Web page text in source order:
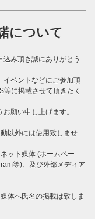
について
み頂き誠にありがとう
イベントなどにご参加頂
に掲載させて頂きたく
願い申し上げます。
以外には使用致しませ
ット媒体 (ホームペー
等)、及び外部メディア
体へ氏名の掲載は致しま